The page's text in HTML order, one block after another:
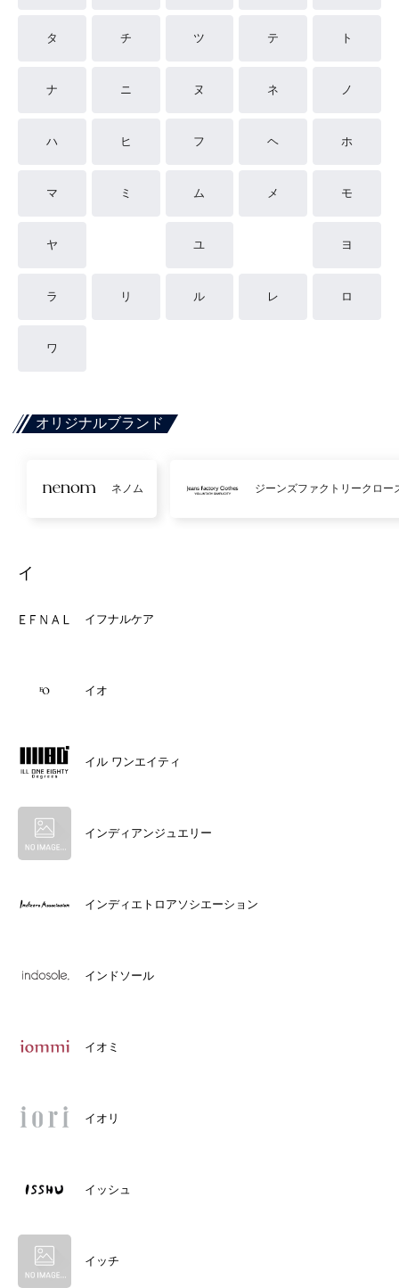
タ チ ツ テ ト
ナ ニ ヌ ネ ノ
ハ ヒ フ ヘ ホ
マ ミ ム メ モ
ヤ ユ ヨ
ラ リ ル レ ロ
ワ
オリジナルブランド
ネノム ジーンズファクトリークロー
イ
イフナルケア
イオ
イル ワンエイティ
インディアンジュエリー
インディエトロアソシエーション
インドソール
イオミ
イオリ
イッシュ
イッチ